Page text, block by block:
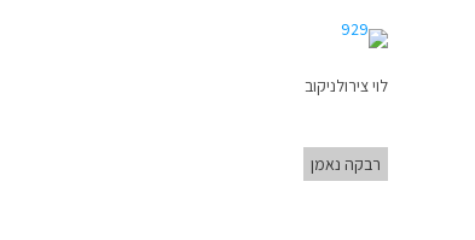
לוי צירולניקוב
רבקה נאמן